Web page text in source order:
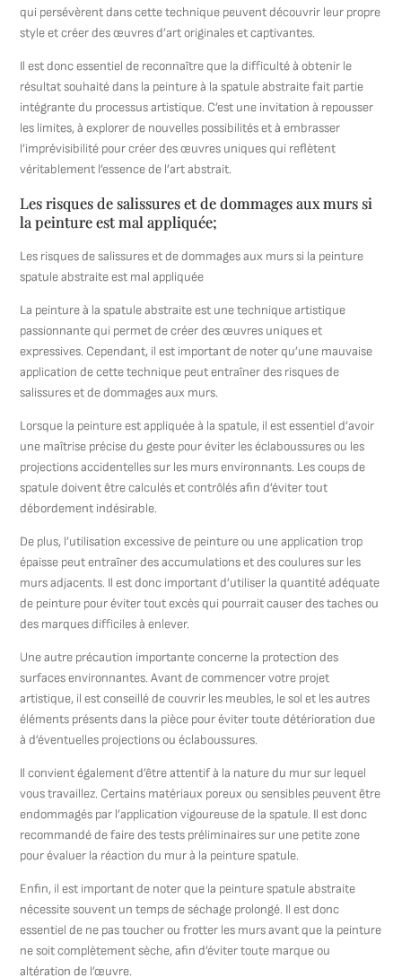
qui persévèrent dans cette technique peuvent découvrir leur propre
style et créer des œuvres d’art originales et captivantes.
Il est donc essentiel de reconnaître que la difficulté à obtenir le
résultat souhaité dans la peinture à la spatule abstraite fait partie
intégrante du processus artistique. C’est une invitation à repousser
les limites, à explorer de nouvelles possibilités et à embrasser
l’imprévisibilité pour créer des œuvres uniques qui reflètent
véritablement l’essence de l’art abstrait.
Les risques de salissures et de dommages aux murs si
la peinture est mal appliquée;
Les risques de salissures et de dommages aux murs si la peinture
spatule abstraite est mal appliquée
La peinture à la spatule abstraite est une technique artistique
passionnante qui permet de créer des œuvres uniques et
expressives. Cependant, il est important de noter qu’une mauvaise
application de cette technique peut entraîner des risques de
salissures et de dommages aux murs.
Lorsque la peinture est appliquée à la spatule, il est essentiel d’avoir
une maîtrise précise du geste pour éviter les éclaboussures ou les
projections accidentelles sur les murs environnants. Les coups de
spatule doivent être calculés et contrôlés afin d’éviter tout
débordement indésirable.
De plus, l’utilisation excessive de peinture ou une application trop
épaisse peut entraîner des accumulations et des coulures sur les
murs adjacents. Il est donc important d’utiliser la quantité adéquate
de peinture pour éviter tout excès qui pourrait causer des taches ou
des marques difficiles à enlever.
Une autre précaution importante concerne la protection des
surfaces environnantes. Avant de commencer votre projet
artistique, il est conseillé de couvrir les meubles, le sol et les autres
éléments présents dans la pièce pour éviter toute détérioration due
à d’éventuelles projections ou éclaboussures.
Il convient également d’être attentif à la nature du mur sur lequel
vous travaillez. Certains matériaux poreux ou sensibles peuvent être
endommagés par l’application vigoureuse de la spatule. Il est donc
recommandé de faire des tests préliminaires sur une petite zone
pour évaluer la réaction du mur à la peinture spatule.
Enfin, il est important de noter que la peinture spatule abstraite
nécessite souvent un temps de séchage prolongé. Il est donc
essentiel de ne pas toucher ou frotter les murs avant que la peinture
ne soit complètement sèche, afin d’éviter toute marque ou
altération de l’œuvre.